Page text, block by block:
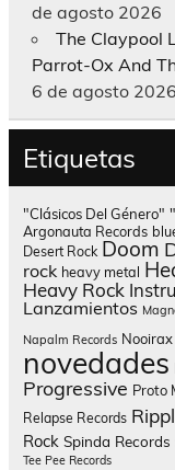
de agosto 2026
The Claypool
Parrot-Ox And
6 de agosto 2026
Etiquetas
"Clásicos Del Género"
Argonauta Records
Desert Rock Doom
rock heavy metal
Heavy Rock
Lanzamientos
Napalm Records Nooirax
novedades
Progressive Proto
Relapse Records
Rock Spinda Records
Tee Pee Records